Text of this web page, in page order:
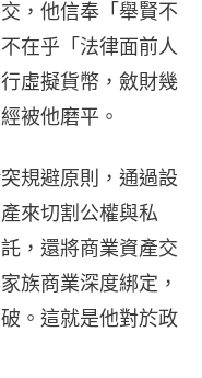
，他信奉「舉賢不
在乎「法律面前人
虛擬貨幣，斂財幾
被他磨平。
規避原則，通過設
來切割公權與私
，還將商業資產交
族商業深度綁定，
。這就是他對於政